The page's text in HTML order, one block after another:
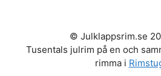
© Julklappsrim.se
Tusentals julrim på en och
rimma i